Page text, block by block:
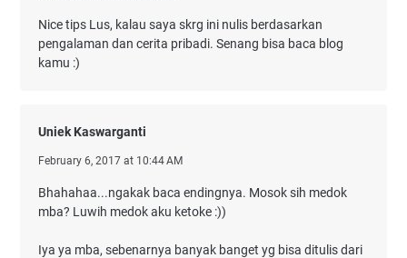
Nice tips Lus, kalau saya skrg ini nulis berdasarkan
pengalaman dan cerita pribadi. Senang bisa baca blog
kamu :)
Uniek Kaswarganti
February 6, 2017 at 10:44 AM
Bhahahaa...ngakak baca endingnya. Mosok sih medok
mba? Luwih medok aku ketoke :))
Iya ya mba, sebenarnya banyak banget yg bisa ditulis dari